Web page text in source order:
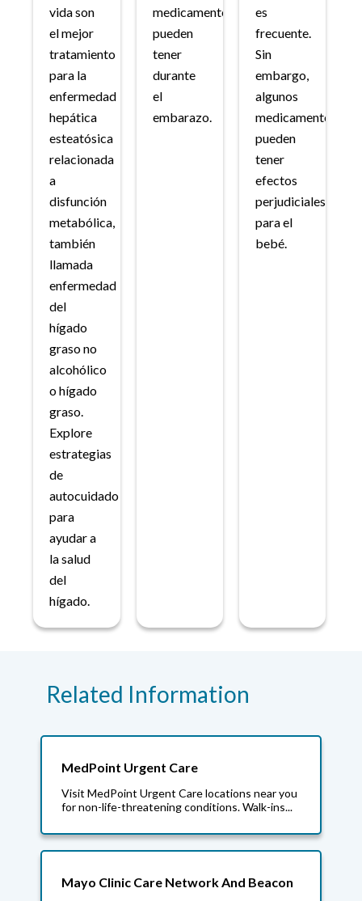
vida son
el mejor
tratamiento
para la
enfermedad
hepática
esteatósica
relacionada
a
disfunción
metabólica,
también
llamada
enfermedad
del
hígado
graso no
alcohólico
o hígado
graso.
Explore
estrategias
de
autocuidado
para
ayudar a
la salud
del
hígado.
medicamentos
pueden
tener
durante
el
embarazo.
es
frecuente.
Sin
embargo,
algunos
medicamentos
pueden
tener
efectos
perjudiciales
para el
bebé.
Related Information
MedPoint Urgent Care
Visit MedPoint Urgent Care locations near you
for non-life-threatening conditions. Walk-ins...
Mayo Clinic Care Network And Beacon